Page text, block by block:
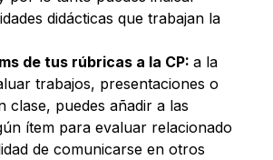
didácticas que trabajan la
de tus rúbricas a la CP: a la
trabajos, presentaciones o
clase, puedes añadir a las
ítem para evaluar relacionado
de comunicarse en otros